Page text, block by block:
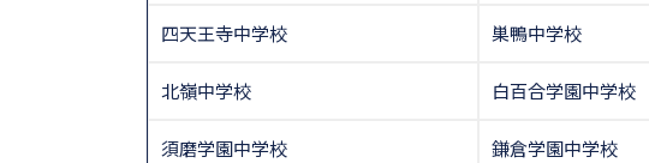
四天王寺中学校 巣鴨中学校
北嶺中学校 白百合学園中学校
須磨学園中学校 鎌倉学園中学校